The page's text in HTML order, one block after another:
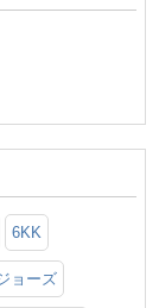
6KK
ョーズ